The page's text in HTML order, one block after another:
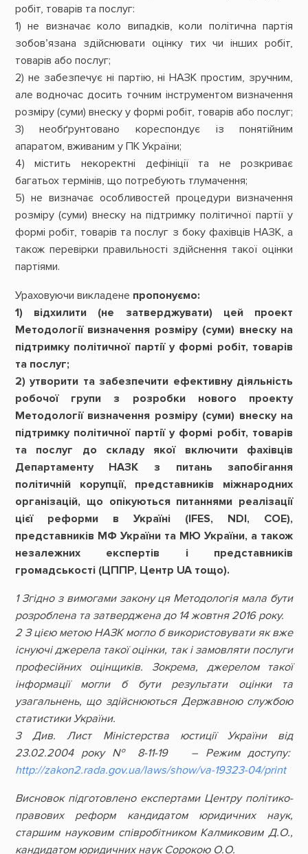
робіт, товарів та послуг:
1) не визначає коло випадків, коли політична партія
зобов’язана здійснювати оцінку тих чи інших робіт,
товарів або послуг;
2) не забезпечує ні партію, ні НАЗК простим, зручним,
але водночас досить точним інструментом визначення
розміру (суми) внеску у формі робіт, товарів або послуг;
3) необґрунтовано кореспондує із понятійним
апаратом, вживаним у ПК України;
4) містить некоректні дефініції та не розкриває
багатьох термінів, що потребують тлумачення;
5) не визначає особливостей процедури визначення
розміру (суми) внеску на підтримку політичної партії у
формі робіт, товарів та послуг з боку фахівців НАЗК, а
також перевірки правильності здійснення такої оцінки
партіями.
Ураховуючи викладене пропонуємо:
1) відхилити (не затверджувати) цей проект
Методології визначення розміру (суми) внеску на
підтримку політичної партії у формі робіт, товарів
та послуг;
2) утворити та забезпечити ефективну діяльність
робочої групи з розробки нового проекту
Методології визначення розміру (суми) внеску на
підтримку політичної партії у формі робіт, товарів
та послуг до складу якої включити фахівців
Департаменту НАЗК з питань запобігання
політичній корупції, представників міжнародних
організацій, що опікуються питаннями реалізації
цієї реформи в Україні (IFES, NDI, COE),
представників МФ України та МЮ України, а також
незалежних експертів і представників
громадськості (ЦППР, Центр UA тощо).
1 Згідно з вимогами закону ця Методологія мала бути
розроблена та затверджена до 14 жовтня 2016 року.
2 З цією метою НАЗК могло б використовувати як вже
існуючі джерела такої оцінки, так і замовляти послуги
професійних оцінщиків. Зокрема, джерелом такої
інформації могли б бути результати оцінки та
узагальнень, що здійснюються Державною службою
статистики України.
3 Див. Лист Міністерства юстиції України від
23.02.2004 року № 8-11-19 – Режим доступу:
http://zakon2.rada.gov.ua/laws/show/va-19323-04/print
Висновок підготовлено експертами Центру політико-
правових реформ кандидатом юридичних наук,
старшим науковим співробітником Калмиковим Д.О.,
кандидатом юридичних наук Сорокою О.О.